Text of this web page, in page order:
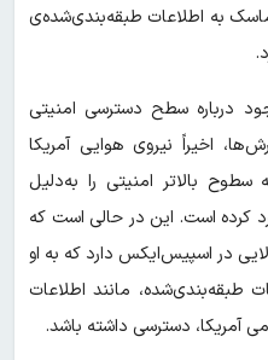
به اطلاعات طبقه‌بندی‌شده‌ی
درباره سطح دسترسی امنیتی
اخیراً نیروی هوایی آمریکا
بالاتر امنیتی را به‌دلیل
کرده است. این در حالی است که
در اسپیس‌ایکس دارد که به او
طبقه‌بندی‌شده، مانند اطلاعات
آمریکا، دسترسی داشته باشد.